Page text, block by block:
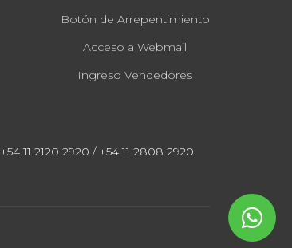
Botón de Arrepentimiento
Acceso a Webmail
Ingreso Vendedores
+54 11 2120 2920 / +54 11 2808 2920